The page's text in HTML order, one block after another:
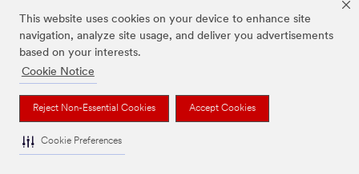
This website uses cookies on your device to enhance site
navigation, analyze site usage, and deliver you advertisements
based on your interests.
Cookie Notice
Reject Non-Essential Cookies Accept Cookies
Cookie Preferences